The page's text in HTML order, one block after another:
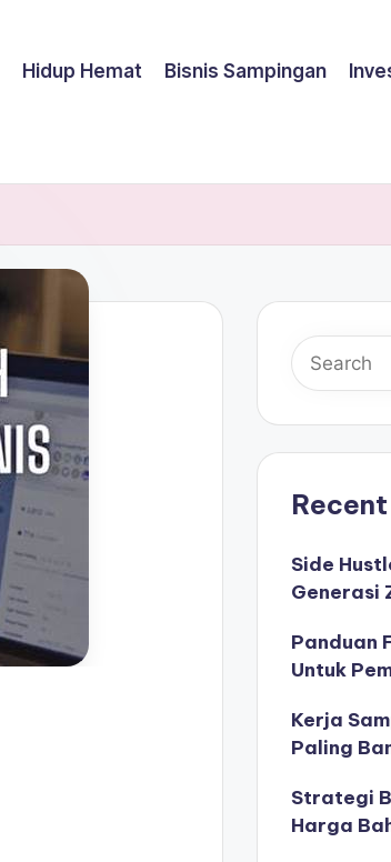
Hidup Hemat Bisnis Sampingan
Side
Generasi
Panduan
Untuk
Kerja
Paling
Strategi
Harga